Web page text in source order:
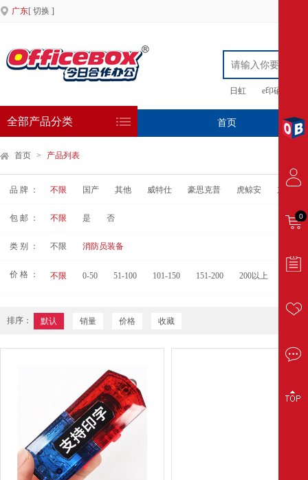
广东[ 切换 ]
日虹 e印硒鼓
全部产品分类 首页 专
首页 > 产品列表
品 牌 ： 不限 国产 其他 威特仕 豪思克普 虎鲸安 东安
包 邮 ： 不限 是 否
类 别 ： 不限 消防员装备
价 格 ： 不限 0-50 51-100 101-150 151-200 200以上
排序： 默认 销量 价格 收藏
0